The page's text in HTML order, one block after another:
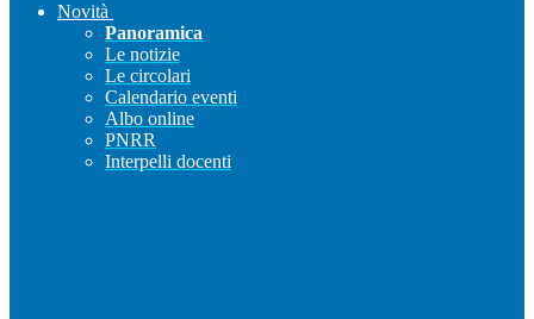
Novità
Panoramica
Le notizie
Le circolari
Calendario eventi
Albo online
PNRR
Interpelli docenti